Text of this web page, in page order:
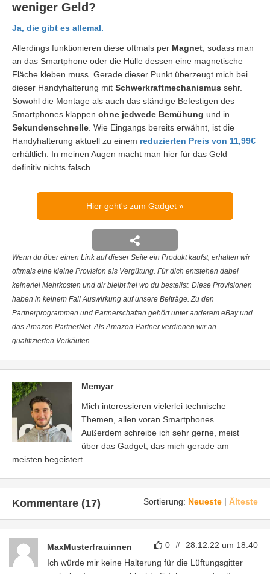
weniger Geld?
Ja, die gibt es allemal.
Allerdings funktionieren diese oftmals per Magnet, sodass man
an das Smartphone oder die Hülle dessen eine magnetische
Fläche kleben muss. Gerade dieser Punkt überzeugt mich bei
dieser Handyhalterung mit Schwerkraftmechanismus sehr.
Sowohl die Montage als auch das ständige Befestigen des
Smartphones klappen ohne jedwede Bemühung und in
Sekundenschnelle. Wie Eingangs bereits erwähnt, ist die
Handyhalterung aktuell zu einem reduzierten Preis von 11,99€
erhältlich. In meinen Augen macht man hier für das Geld
definitiv nichts falsch.
Hier geht's zum Gadget
Wenn du über einen Link auf dieser Seite ein Produkt kaufst, erhalten wir
oftmals eine kleine Provision als Vergütung. Für dich entstehen dabei
keinerlei Mehrkosten und dir bleibt frei wo du bestellst. Diese Provisionen
haben in keinem Fall Auswirkung auf unsere Beiträge. Zu den
Partnerprogrammen und Partnerschaften gehört unter anderem eBay und
das Amazon PartnerNet. Als Amazon-Partner verdienen wir an
qualifizierten Verkäufen.
Memyar
Mich interessieren vielerlei technische
Themen, allen voran Smartphones.
Außerdem schreibe ich sehr gerne, meist
über das Gadget, das mich gerade am
meisten begeistert.
Sortierung: Neueste | Älteste
Kommentare (17)
0 # 28.12.22 um 18:40
MaxMusterfrauinnen
Ich würde mir keine Halterung für die Lüftungsgitter